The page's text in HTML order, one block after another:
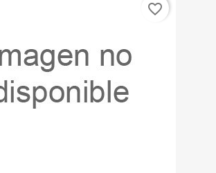
favorite_border